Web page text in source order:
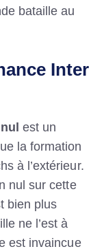
bataille au
Inter
est un
la formation
à l’extérieur.
nul sur cette
bien plus
ne l’est à
est invaincue